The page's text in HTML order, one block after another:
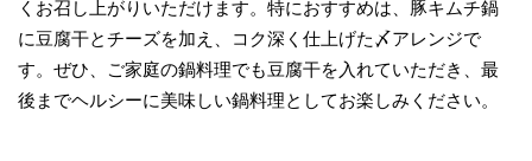
くお召し上がりいただけます。特におすすめは、豚キムチ鍋
に豆腐干とチーズを加え、コク深く仕上げた〆アレンジで
す。ぜひ、ご家庭の鍋料理でも豆腐干を入れていただき、最
後までヘルシーに美味しい鍋料理としてお楽しみください。